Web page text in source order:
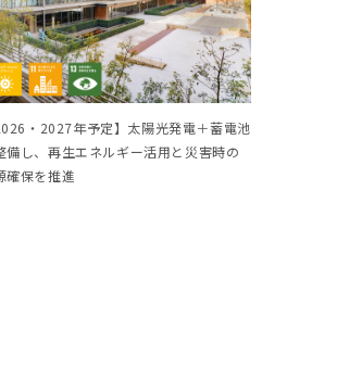
・2027年予定】太陽光発電＋蓄電池
備し、再生エネルギー活用と災害時の
確保を推進